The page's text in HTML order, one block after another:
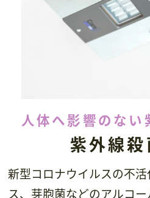
人体へ影響のない
紫外線
新型コロナウイルスの不
ス、芽胞菌などのアルコ